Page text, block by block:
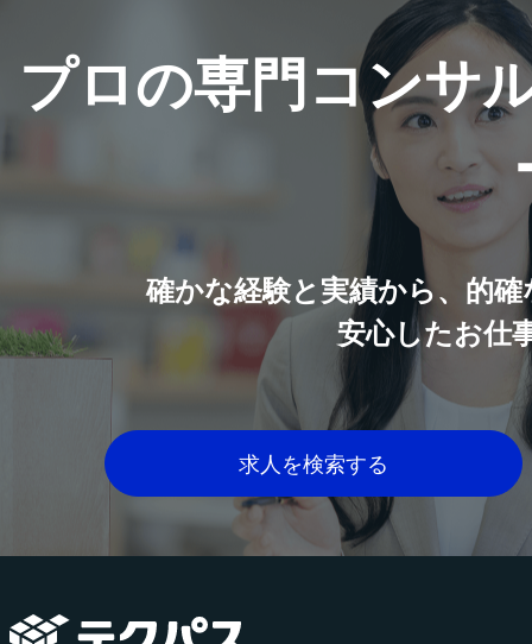
プロの専門コンサ
確かな経験と実績から、的
安心したお仕
求人を検索する